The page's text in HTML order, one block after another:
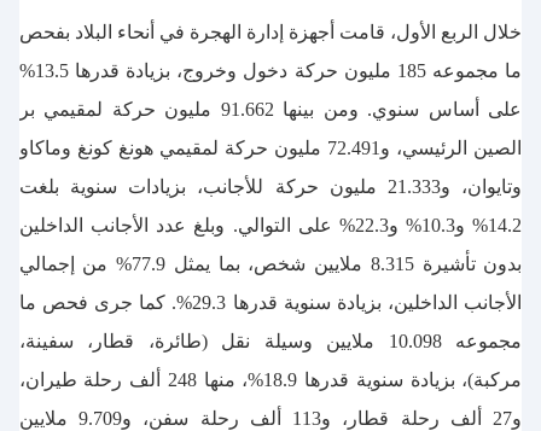
خلال الربع الأول، قامت أجهزة إدارة الهجرة في أنحاء البلاد بفحص
ما مجموعه 185 مليون حركة دخول وخروج، بزيادة قدرها 13.5%
على أساس سنوي. ومن بينها 91.662 مليون حركة لمقيمي بر
الصين الرئيسي، و72.491 مليون حركة لمقيمي هونغ كونغ وماكاو
وتايوان، و21.333 مليون حركة للأجانب، بزيادات سنوية بلغت
14.2% و10.3% و22.3% على التوالي. وبلغ عدد الأجانب الداخلين
بدون تأشيرة 8.315 ملايين شخص، بما يمثل 77.9% من إجمالي
الأجانب الداخلين، بزيادة سنوية قدرها 29.3%. كما جرى فحص ما
مجموعه 10.098 ملايين وسيلة نقل (طائرة، قطار، سفينة،
مركبة)، بزيادة سنوية قدرها 18.9%، منها 248 ألف رحلة طيران،
و27 ألف رحلة قطار، و113 ألف رحلة سفن، و9.709 ملايين